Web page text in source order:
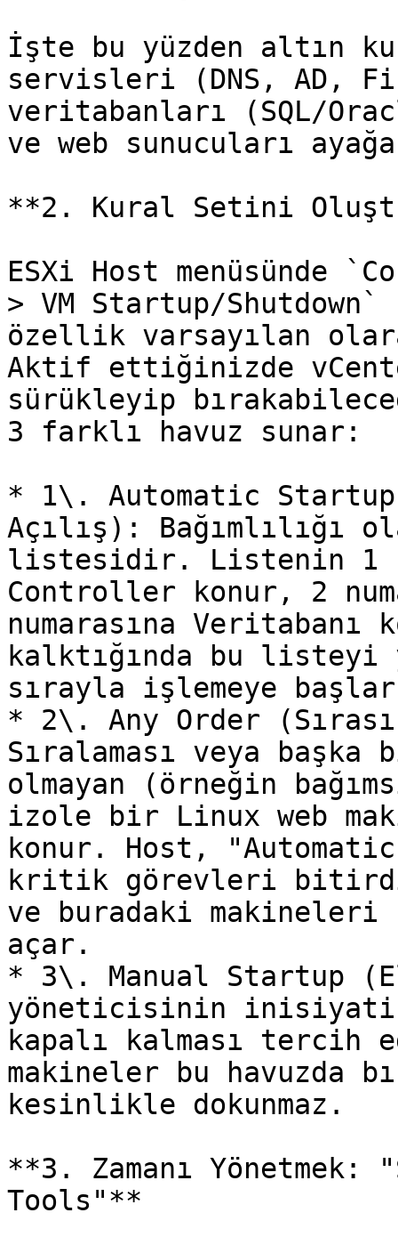
İşte bu yüzden altın
servisleri (DNS, AD,
veritabanları (SQL/
ve web sunucuları
**2. Kural Setini
ESXi Host menüsünde
> VM Startup/
özellik varsayılan
Aktif ettiğinizde
sürükleyip
3 farklı havuz sunar:
* 1\. Automatic
Açılış): Bağımlılığı
listesidir. Listenin 1
Controller konur, 2
numarasına Veritabanı
kalktığında bu listeyi
sırayla işlemeye
* 2\. Any Order
Sıralaması veya başka
olmayan (örneğin
izole bir Linux web
konur. Host,
kritik görevleri
ve buradaki
açar.
* 3\. Manual Startup
yöneticisinin
kapalı kalması tercih
makineler bu havuzda
kesinlikle dokunmaz.
**3. Zamanı Yönetmek:
Tools"**